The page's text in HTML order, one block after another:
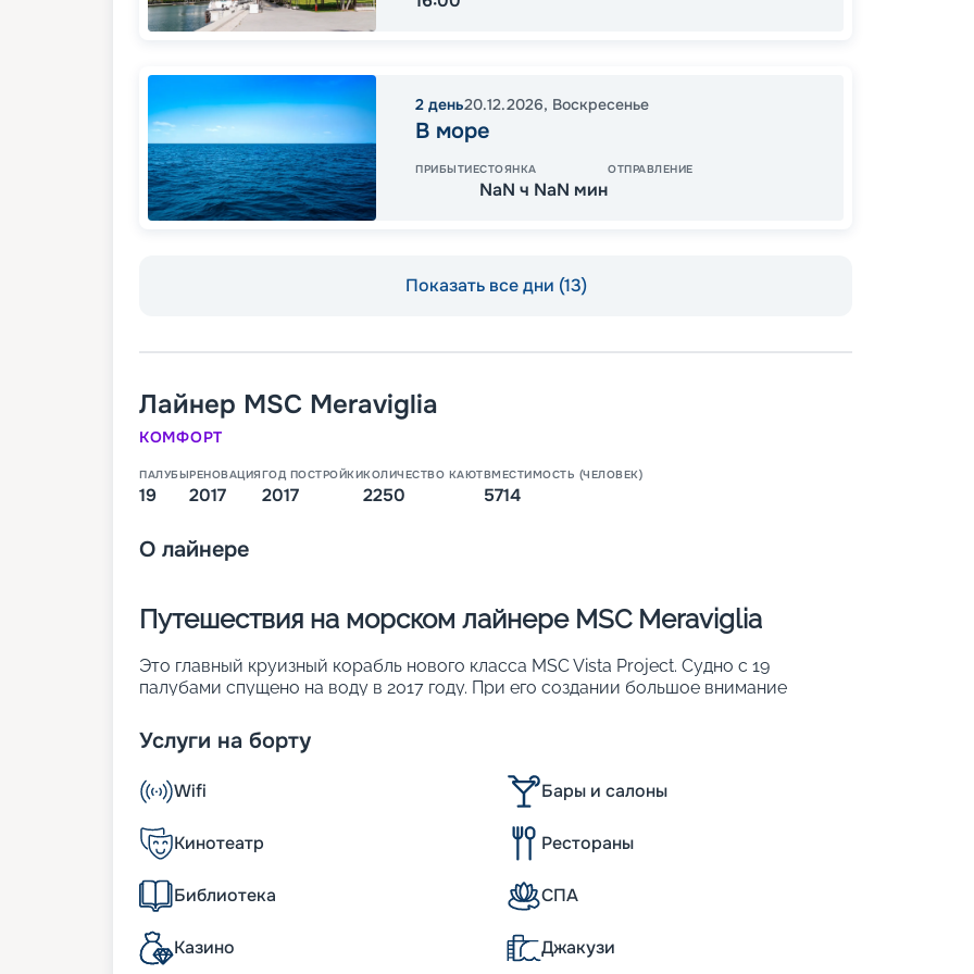
2 день20.12.2026, Воскресенье
В море
ПРИБЫТИЕСТОЯНКА
NaN ч NaN мин
ОТПРАВЛЕНИЕ
Показать все дни (13)
Лайнер MSC Meraviglia
КОМФОРТ
ПАЛУБЫ
19
РЕНОВАЦИЯ
2017
ГОД ПОСТРОЙКИ
2017
КОЛИЧЕСТВО КАЮТ
2250
ВМЕСТИМОСТЬ (ЧЕЛОВЕК)
5714
О лайнере
Путешествия на морском лайнере MSC Meraviglia
Это главный круизный корабль нового класса MSC Vista Project. Судно с 19
палубами спущено на воду в 2017 году. При его создании большое внимание
• ширина – 65 м;
• длина – 316 м;
• водоизмещение – около 172 тыс. т;
• осадка – 9 м;
• вместительность – 5 714 человек.
Из истории теплохода
MSC Meraviglia, относящийся к одноименному классу флота MSC, был спущен на
воду в 2017 г. на судоверфи STX France. 19-палубный мегалайнер отличается
Услуги на борту
Wifi Бары и салоны
Кинотеатр Рестораны
Библиотека СПА
Казино Джакузи